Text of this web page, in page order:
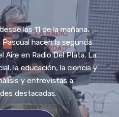
las 11 de la mañana,
hacen la segunda
Aire en Radio Del Plata. La
la educación, la ciencia y
y entrevistas a
destacadas.